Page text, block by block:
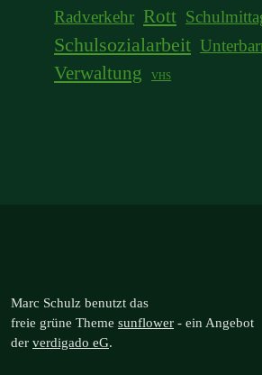
Radverkehr Rott
Schulsozialarbeit
Verwaltung VHS
Marc Schulz benutzt das
freie grüne Theme sunflower ‐ ein Angebot
der verdigado eG.